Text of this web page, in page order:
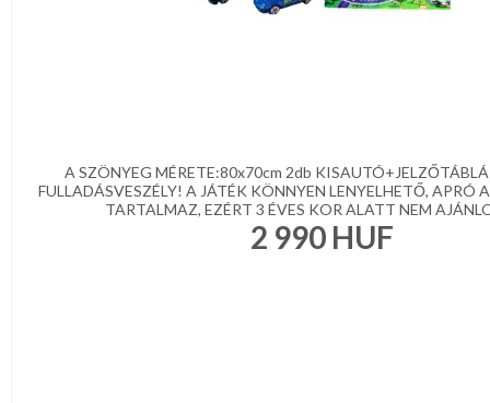
A SZÖNYEG MÉRETE:80x70cm 2db
FULLADÁSVESZÉLY! A JÁTÉK KÖNNYEN LENYELHETŐ, APRÓ
TARTALMAZ, EZÉRT 3 ÉVES KOR ALATT NEM
2 990 HUF